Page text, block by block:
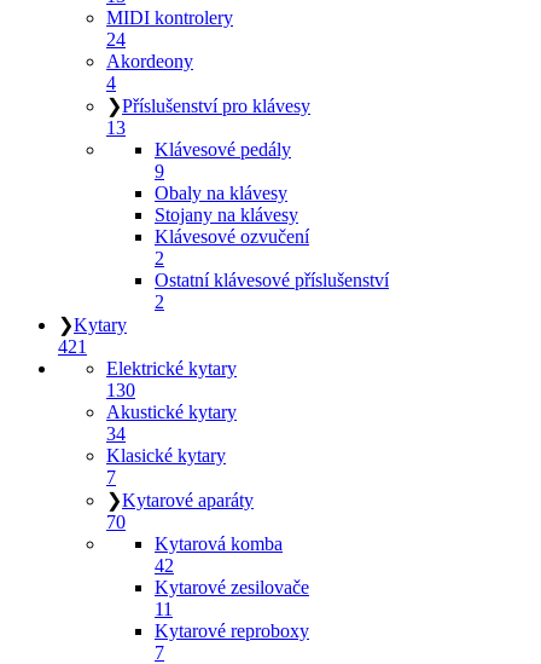
MIDI kontrolery
24
Akordeony
4
❯Příslušenství pro klávesy
13
Klávesové pedály
9
Obaly na klávesy
Stojany na klávesy
Klávesové ozvučení
2
Ostatní klávesové příslušenství
2
❯Kytary
421
Elektrické kytary
130
Akustické kytary
34
Klasické kytary
7
❯Kytarové aparáty
70
Kytarová komba
42
Kytarové zesilovače
11
Kytarové reproboxy
7